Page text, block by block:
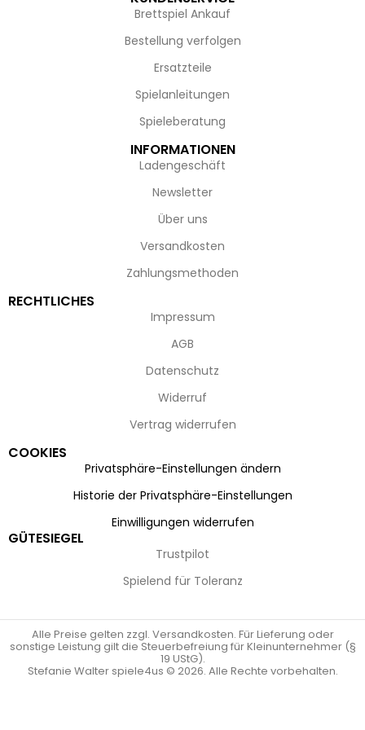
Brettspiel Ankauf
Bestellung verfolgen
Ersatzteile
Spielanleitungen
Spieleberatung
INFORMATIONEN
Ladengeschäft
Newsletter
Über uns
Versandkosten
Zahlungsmethoden
RECHTLICHES
Impressum
AGB
Datenschutz
Widerruf
Vertrag widerrufen
COOKIES
Privatsphäre-Einstellungen ändern
Historie der Privatsphäre-Einstellungen
Einwilligungen widerrufen
GÜTESIEGEL
Trustpilot
Spielend für Toleranz
Alle Preise gelten zzgl. Versandkosten. Für Lieferung oder
sonstige Leistung gilt die Steuerbefreiung für Kleinunternehmer (§
19 UStG).
Stefanie Walter spiele4us © 2026. Alle Rechte vorbehalten.